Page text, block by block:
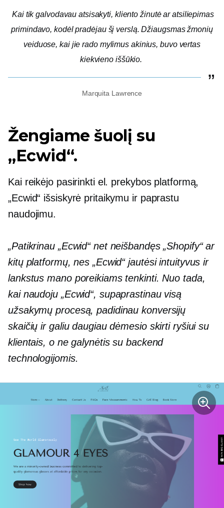
Kai tik galvodavau atsisakyti, kliento žinutė ar atsiliepimas
primindavo, kodėl pradėjau šį verslą. Džiaugsmas žmonių
veiduose, kai jie rado mylimus akinius, buvo vertas
kiekvieno iššūkio.
Marquita Lawrence
Žengiame šuolį su
„Ecwid“.
Kai reikėjo pasirinkti el. prekybos platformą,
„Ecwid“ išsiskyrė pritaikymu ir paprastu
naudojimu.
„Patikrinau „Ecwid“ net neišbandęs „Shopify“ ar
kitų platformų, nes „Ecwid“ jautėsi intuityvus ir
lankstus mano poreikiams tenkinti. Nuo tada,
kai naudoju „Ecwid“, supaprastinau visą
užsakymų procesą, padidinau konversijų
skaičių ir galiu daugiau dėmesio skirti ryšiui su
klientais, o ne galynėtis su backend
technologijomis.